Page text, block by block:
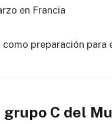
en Francia
como preparación para
C del